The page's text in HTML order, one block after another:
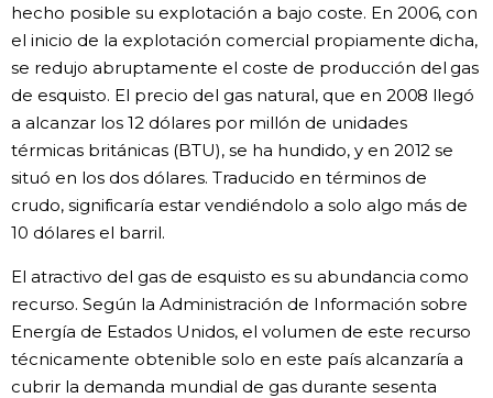
hecho posible su explotación a bajo coste. En 2006, con
el inicio de la explotación comercial propiamente dicha,
se redujo abruptamente el coste de producción del gas
de esquisto. El precio del gas natural, que en 2008 llegó
a alcanzar los 12 dólares por millón de unidades
térmicas británicas (BTU), se ha hundido, y en 2012 se
situó en los dos dólares. Traducido en términos de
crudo, significaría estar vendiéndolo a solo algo más de
10 dólares el barril.
El atractivo del gas de esquisto es su abundancia como
recurso. Según la Administración de Información sobre
Energía de Estados Unidos, el volumen de este recurso
técnicamente obtenible solo en este país alcanzaría a
cubrir la demanda mundial de gas durante sesenta